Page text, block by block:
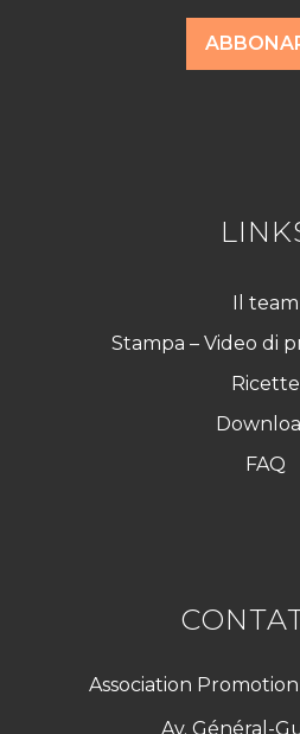
Il team
Stampa – Video di
Ricette
FAQ
Association
Av. Général-